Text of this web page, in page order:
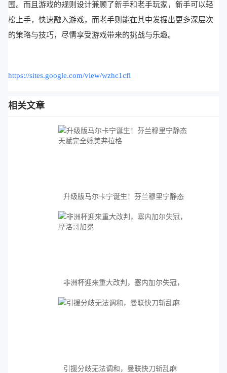
围。而且游戏的规则设计兼顾了新手和老手玩家，新手可以轻
松上手，快速融入游戏，而老手则能在其中发掘出更多深层次
的策略与技巧，尽情享受游戏带来的挑战与乐趣。
https://sites.google.com/view/wzhc1cfl
相关文章
升级版马尔卡宁诞生！芬兰穆里宁静态
非洲杯迎来重大改判，塞内加尔失冠，
引援分歧无法调和，曼联快刀斩乱麻